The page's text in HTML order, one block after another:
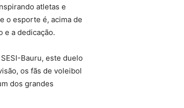
atletas e
o esporte é, acima de
e a dedicação.
Bauru, este duelo
os fãs de voleibol
dos grandes